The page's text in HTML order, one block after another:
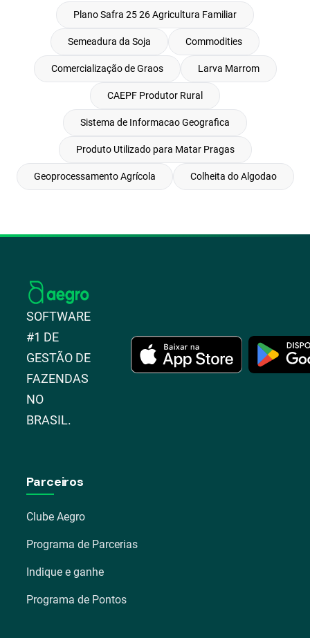
Plano Safra 25 26 Agricultura Familiar
Semeadura da Soja Commodities
Comercialização de Graos Larva Marrom
CAEPF Produtor Rural
Sistema de Informacao Geografica
Produto Utilizado para Matar Pragas
Geoprocessamento Agrícola Colheita do Algodao
SOFTWARE
#1 DE
GESTÃO DE
FAZENDAS
NO
BRASIL.
Parceiros
Clube Aegro
Programa de Parcerias
Indique e ganhe
Programa de Pontos